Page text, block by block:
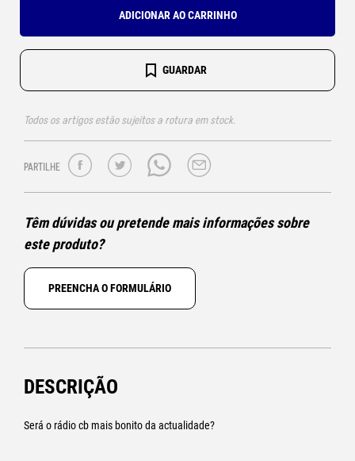
ADICIONAR AO CARRINHO
GUARDAR
Todos os artigos estão sujeitos a rotura em stock.
PARTILHE
Têm dúvidas ou pretende mais informações sobre
este produto?
PREENCHA O FORMULÁRIO
DESCRIÇÃO
Será o rádio cb mais bonito da actualidade?